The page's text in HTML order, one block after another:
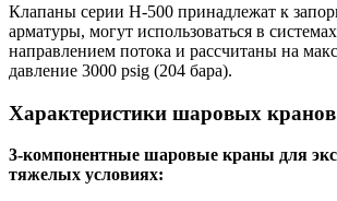
Клапаны серии Н-500 принадлежат к
арматуры, могут использоваться в
направлением потока и рассчитаны на
давление 3000 psig (204 бара).
Характеристики шаровых кранов
3-компонентные шаровые краны для
тяжелых условиях: